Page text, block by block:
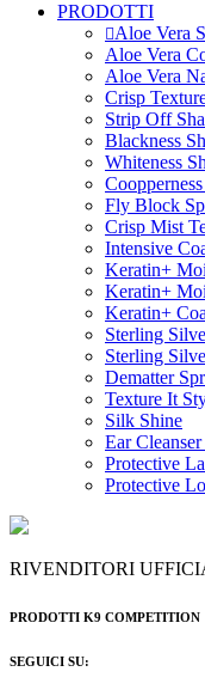
PRODOTTI
Aloe Vera
Aloe Vera
Aloe Vera
Crisp
Strip Off
Blackness
Whiteness
Fly Block
Crisp Mist
Intensive
Keratin+
Keratin+
Keratin+
Sterling
Sterling
Dematter
Texture It
Silk Shine
Ear
Protective
Protective
RIVENDITORI
PRODOTTI K9 COMPETITION
SEGUICI SU: